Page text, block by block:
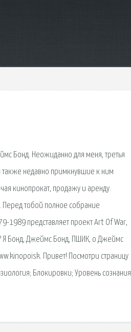
Бонд. Неожиданно для меня, третья
также недавно примкнувшие к ним
кинопрокат, продажу и аренду.
Перед тобой полное собрание
1989 представляет проект Art Of War,
Я Бонд, Джеймс Бонд, ПШИК, о Джеймс
Привет! Посмотри страницу
Блокировки; Уровень сознания